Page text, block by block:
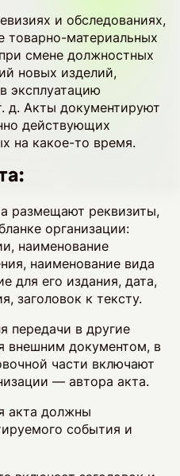
и обследованиях,
товарно-материальных
смене должностных
новых изделий,
эксплуатацию
д. Акты документируют
действующих
на какое-то время.
размещают реквизиты,
организации:
наименование
наименование вида
для его издания, дата,
заголовок к тексту.
передачи в другие
внешним документом, в
части включают
— автора акта.
акта должны
события и